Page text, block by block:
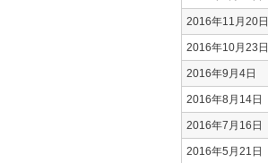
2016年11月20日
2016年10月23日
2016年9月4日
2016年8月14日
2016年7月16日
2016年5月21日